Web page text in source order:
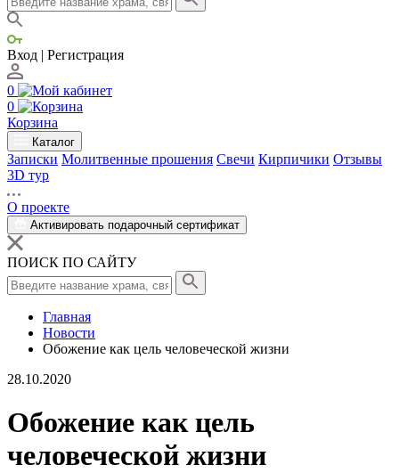
Вход | Регистрация
0
0
Корзина
Каталог
Записки Молитвенные прошения Свечи Кирпичики Отзывы
3D тур
О проекте
Активировать подарочный сертификат
ПОИСК ПО САЙТУ
Главная
Новости
Обожение как цель человеческой жизни
28.10.2020
Обожение как цель
человеческой жизни